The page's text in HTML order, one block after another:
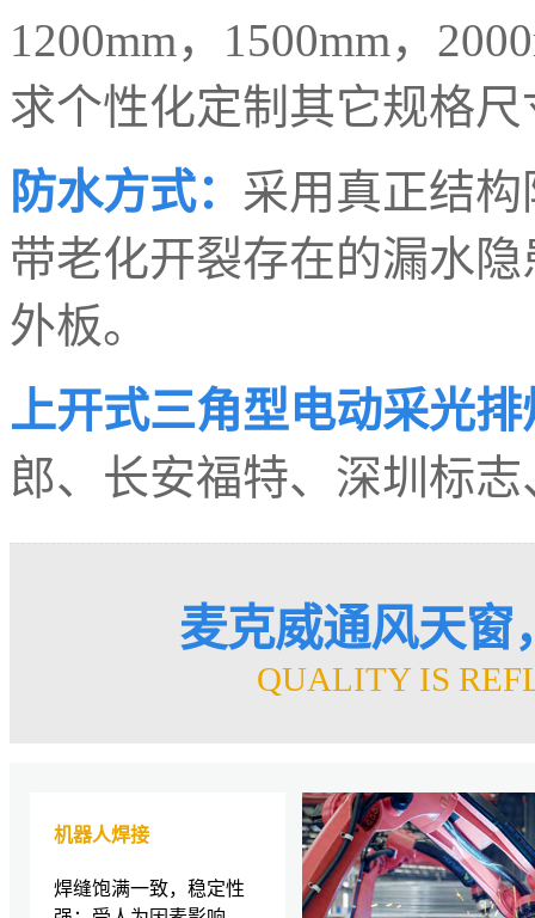
1200mm，1500mm，
求个性化定制其它规格尺
防水方式： 采用真正结
带老化开裂存在的漏水
外板。
上开式三角型电动采光
郎、长安福特、深圳标
麦克威通风天窗
QUALITY IS
机器人焊接
焊缝饱满一致，稳定性